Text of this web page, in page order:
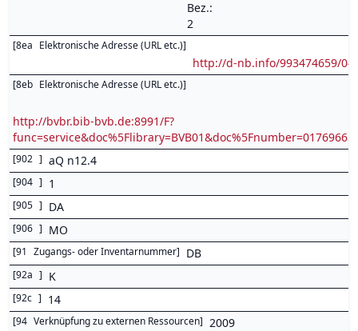
Bez.:
2
[8ea Elektronische Adresse (URL etc.)]
http://d-nb.info/993474659/04
[8eb Elektronische Adresse (URL etc.)]
http://bvbr.bib-bvb.de:8991/F?
[902 ] aQ n12.4
[904 ] 1
[905 ] DA
[906 ] MO
[91 Zugangs- oder Inventarnummer] DB
[92a ] K
[92c ] 14
[94 Verknüpfung zu externen Ressourcen] 2009